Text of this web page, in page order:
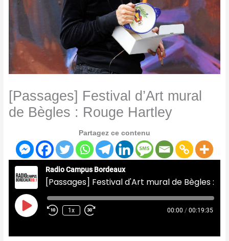
[Passages] Festival d’Art mural
de Bègles : Rouge Hartley
Partagez ce contenu
Radio Campus Bordeaux
Play
Episode
1x 00:00 / 00:19:35